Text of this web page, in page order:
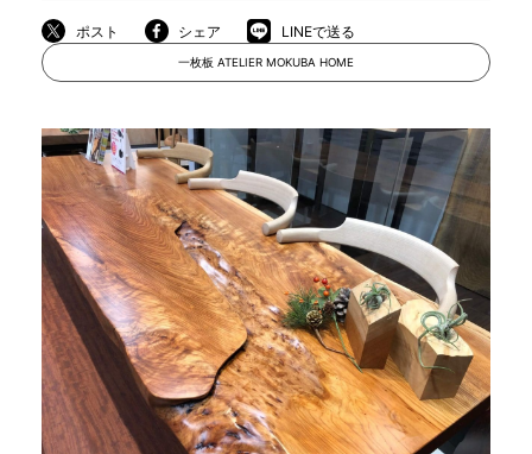
店舗から探す
MOKUBA について
商品情報
直営店
イベント
ポスト シェア LINEで送る
一枚板 ATELIER MOKUBA HOME